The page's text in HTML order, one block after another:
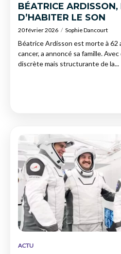
BÉATRICE ARDISSON,
D’HABITER LE SON
20 février 2026 Sophie Dancourt
Béatrice Ardisson est morte à 62
cancer, a annoncé sa famille.
discrète mais structurante de la...
ACTU